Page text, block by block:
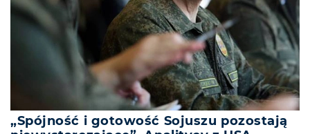
„Spójność i gotowość Sojuszu pozostają